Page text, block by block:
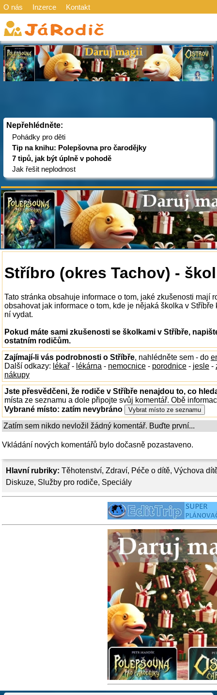
O nás Inzerce Kontakt
Nepřehlédněte:
Pohádky pro děti
Tip na knihu: Polepšovna pro čarodějky
7 tipů, jak být úplně v pohodě
Jak řešit neplodnost
Hlavní rubriky: Těhotenství, Zdraví, Péče o dítě, Výchova
Diskuze, Služby pro rodiče, Speciály
Stříbro (okres Tachov) -
Tato stránka obsahuje informace o tom, jaké zkušenosti mají
obsahovat jak informace o tom, kde je nějaká školka v
ní vydat.
Pokud máte sami zkušenosti se školkami v Stříbře,
ostatním rodičům.
Zajímají-li vás podrobnosti o Stříbře, nahlédněte sem - do
Další odkazy: lékař - lékárna - nemocnice - porodnice - jesle -
nákupy
Jste přesvědčeni, že rodiče v Stříbře nenajdou to, co
místa ze seznamu a dole připojte svůj komentář. Obě
Vybrané místo: zatím nevybráno
Zatím sem nikdo nevložil žádný komentář. Buďte první...
Vkládání nových komentářů bylo dočasně pozastaveno.